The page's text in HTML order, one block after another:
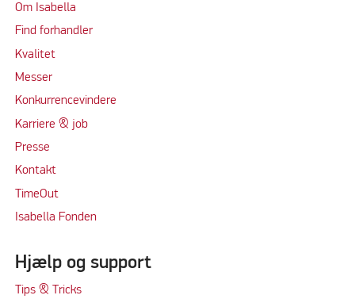
Om Isabella
Find forhandler
Kvalitet
Messer
Konkurrencevindere
Karriere & job
Presse
Kontakt
TimeOut
Isabella Fonden
Hjælp og support
Tips & Tricks